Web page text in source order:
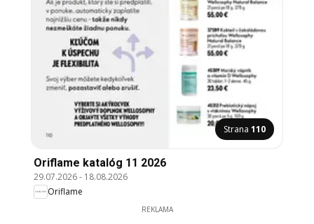
Strana 110
Oriflame katalóg 11 2026
29.07.2026- 18.08.2026
Oriflame
REKLAMA